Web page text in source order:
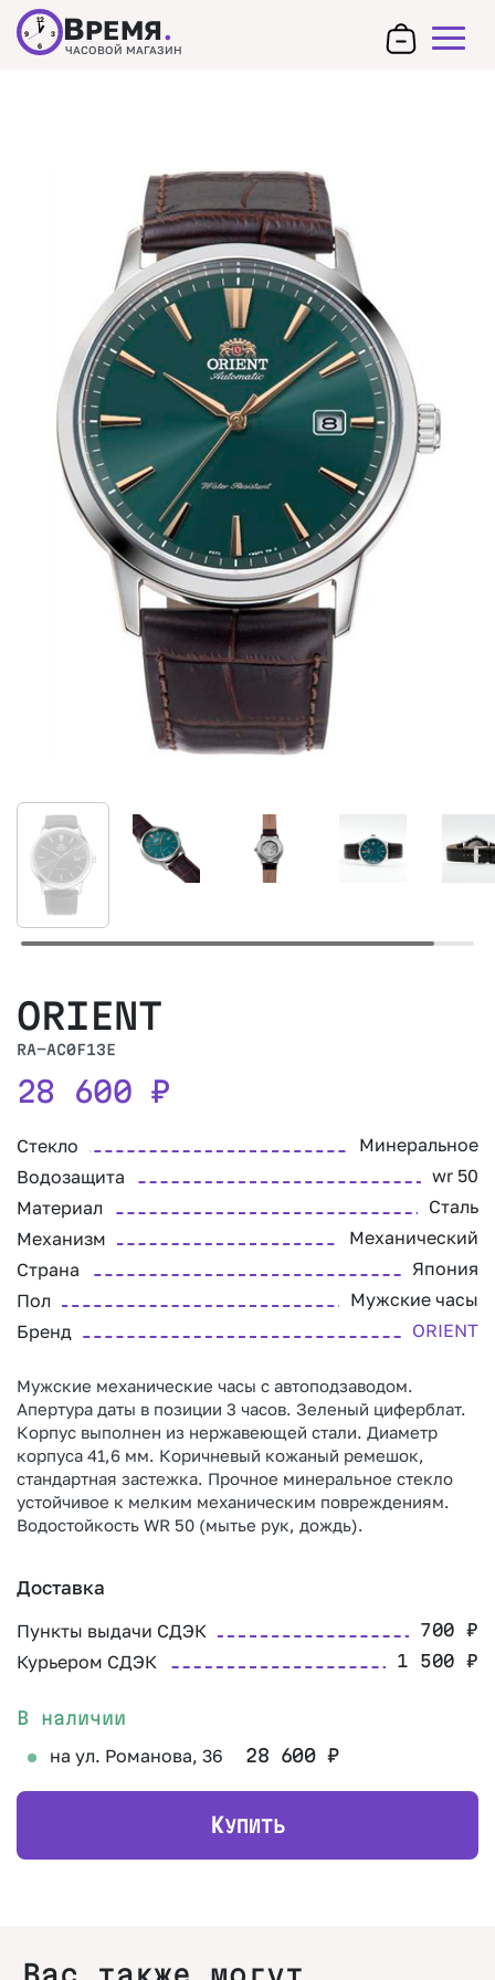
12
3
6
9 ВРЕМЯ.
ЧАСОВОЙ МАГАЗИН
ORIENT
RA-AC0F13E
28 600 ₽
Стекло
Минеральное
Водозащита
wr 50
Материал
Сталь
Механизм
Механический
Страна
Япония
Пол
Мужские часы
Бренд
ORIENT
Мужские механические часы с автоподзаводом.
Апертура даты в позиции 3 часов. Зеленый циферблат.
Корпус выполнен из нержавеющей стали. Диаметр
корпуса 41,6 мм. Коричневый кожаный ремешок,
стандартная застежка. Прочное минеральное стекло
устойчивое к мелким механическим повреждениям.
Водостойкость WR 50 (мытье рук, дождь).
Доставка
Пункты выдачи СДЭК 700₽
Курьером СДЭК 1 500₽
В наличии
на ул. Романова, 36 28 600₽
КУПИТЬ